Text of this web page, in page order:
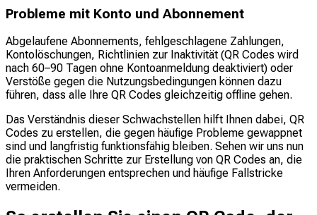
Probleme mit Konto und Abonnement
Abgelaufene Abonnements, fehlgeschlagene Zahlungen,
Kontolöschungen, Richtlinien zur Inaktivität (QR Codes wird
nach 60–90 Tagen ohne Kontoanmeldung deaktiviert) oder
Verstöße gegen die Nutzungsbedingungen können dazu
führen, dass alle Ihre QR Codes gleichzeitig offline gehen.
Das Verständnis dieser Schwachstellen hilft Ihnen dabei, QR
Codes zu erstellen, die gegen häufige Probleme gewappnet
sind und langfristig funktionsfähig bleiben. Sehen wir uns nun
die praktischen Schritte zur Erstellung von QR Codes an, die
Ihren Anforderungen entsprechen und häufige Fallstricke
vermeiden.